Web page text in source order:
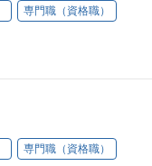
専門職（資格職）
専門職（資格職）